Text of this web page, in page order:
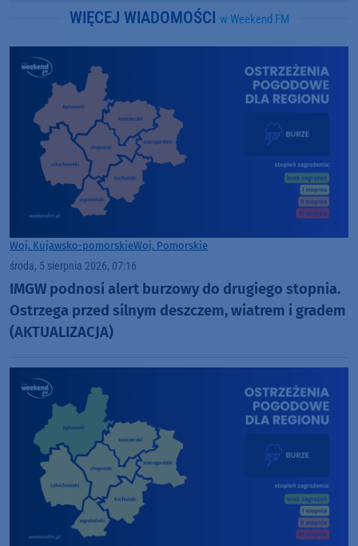
WIĘCEJ WIADOMOŚCI w Weekend FM
Woj. Kujawsko-pomorskieWoj. Pomorskie
środa, 5 sierpnia 2026, 07:16
IMGW podnosi alert burzowy do drugiego stopnia.
Ostrzega przed silnym deszczem, wiatrem i gradem
(AKTUALIZACJA)